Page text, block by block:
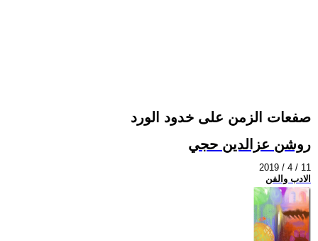
صفعات الزمن على خدود الورد
روشن عزالدين حجي
2019 / 4 / 11
الادب والفن